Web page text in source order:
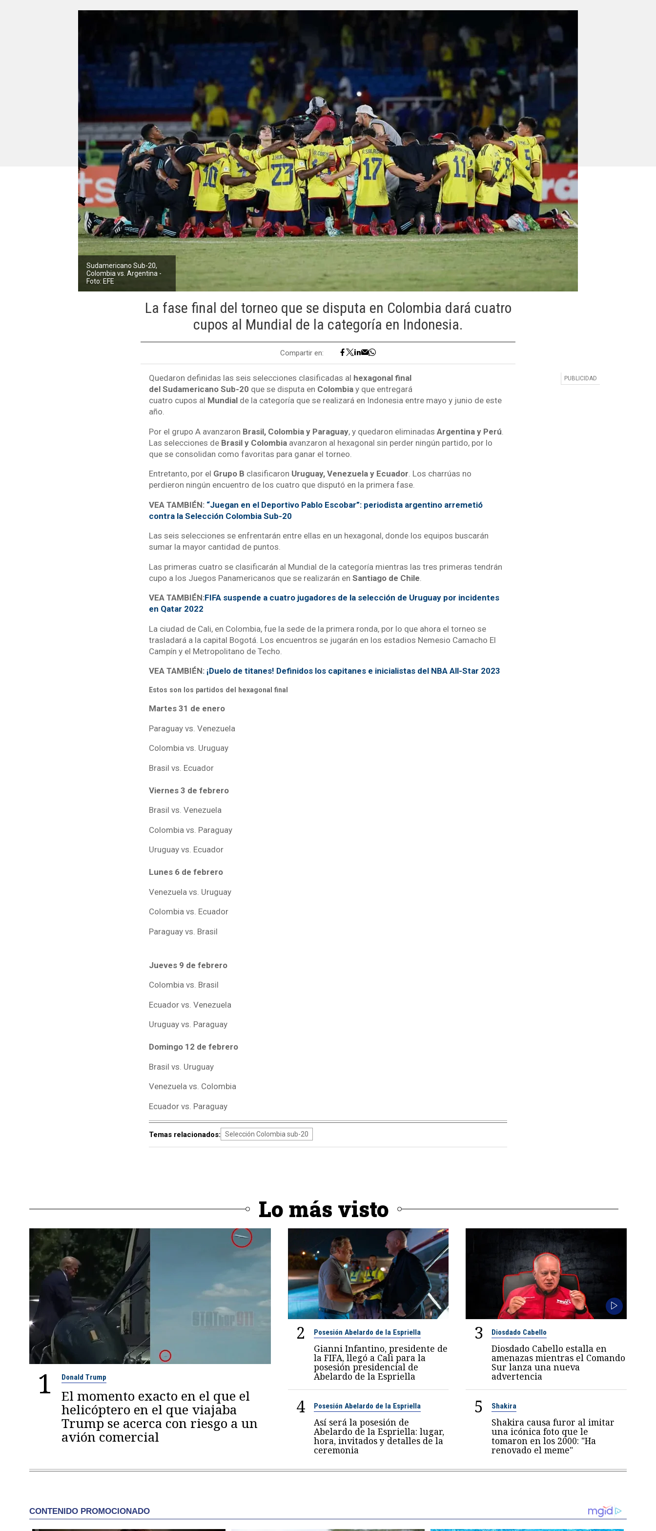
Sudamericano Sub-20,
Colombia vs. Argentina -
Foto: EFE
La fase final del torneo que se disputa en Colombia dará cuatro
cupos al Mundial de la categoría en Indonesia.
Compartir en:
Quedaron definidas las seis selecciones clasificadas al hexagonal final
del Sudamericano Sub-20 que se disputa en Colombia y que entregará
cuatro cupos al Mundial de la categoría que se realizará en Indonesia entre mayo y junio de este
año.
Por el grupo A avanzaron Brasil, Colombia y Paraguay, y quedaron eliminadas Argentina y Perú
Las selecciones de Brasil y Colombiaavanzaron al hexagonal sin perder ningún partido, por lo
que se consolidan como favoritas para ganar el torneo.
Entretanto, por el Grupo B clasificaron Uruguay, Venezuela y Ecuador. Los charrúas no
perdieron ningún encuentro de los cuatro que disputó en la primera fase.
VEA TAMBIÉN: “Juegan en el Deportivo Pablo Escobar”: periodista argentino arremetió
contra la Selección Colombia Sub-20
Las seis selecciones se enfrentarán entre ellas en un hexagonal, donde los equipos buscarán
sumar la mayor cantidad de puntos.
Las primeras cuatro se clasificarán al Mundial de la categoría mientras las tres primeras tendrán
cupo a los Juegos Panamericanos que se realizarán en Santiago de Chile
VEA TAMBIÉN:FIFA suspende a cuatro jugadores de la selección de Uruguay por incidentes
en Qatar 2022
La ciudad de Cali, en Colombia, fue la sede de la primera ronda, por lo que ahora el torneo se
trasladará a la capital Bogotá. Los encuentros se jugarán en los estadios Nemesio Camacho El
Campín y el Metropolitano de Techo.
VEA TAMBIÉN:¡Duelo de titanes! Definidos los capitanes e inicialistas del NBA All-Star 2023
Estos son los partidos del hexagonal final
Martes 31 de enero
Paraguay vs. Venezuela
Colombia vs. Uruguay
Brasil vs. Ecuador
Viernes 3 de febrero
Brasil vs. Venezuela
Colombia vs. Paraguay
Uruguay vs. Ecuador
Lunes 6 de febrero
Venezuela vs. Uruguay
Colombia vs. Ecuador
Paraguay vs. Brasil
Jueves 9 de febrero
Colombia vs. Brasil
Ecuador vs. Venezuela
Uruguay vs. Paraguay
Domingo 12 de febrero
Brasil vs. Uruguay
Venezuela vs. Colombia
Ecuador vs. Paraguay
Temas relacionados: Selección Colombia sub-20
Lo más visto
1 Donald Trump
El momento exacto en el que el
helicóptero en el que viajaba
Trump se acerca con riesgo a un
avión comercial
2 Posesión Abelardo de la Espriella
Gianni Infantino, presidente de
la FIFA, llegó a Cali para la
posesión presidencial de
Abelardo de la Espriella
3 Diosdado Cabello
Diosdado Cabello estalla en
amenazas mientras el Comando
Sur lanza una nueva
advertencia
4 Posesión Abelardo de la Espriella
Así será la posesión de
Abelardo de la Espriella: lugar,
hora, invitados y detalles de la
ceremonia
5 Shakira
Shakira causa furor al imitar
una icónica foto que le
tomaron en los 2000: "Ha
renovado el meme"